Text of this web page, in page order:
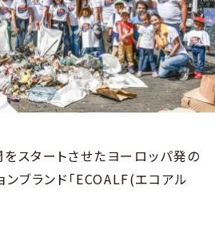
スタートさせたヨーロッパ発の
ンブランド「ECOALF(エコアル